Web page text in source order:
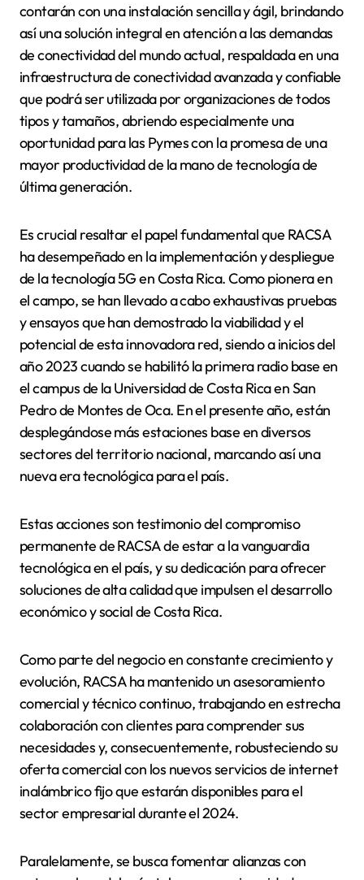
contarán con una instalación sencilla y ágil, brindando
así una solución integral en atención a las demandas
de conectividad del mundo actual, respaldada en una
infraestructura de conectividad avanzada y confiable
que podrá ser utilizada por organizaciones de todos
tipos y tamaños, abriendo especialmente una
oportunidad para las Pymes con la promesa de una
mayor productividad de la mano de tecnología de
última generación.
Es crucial resaltar el papel fundamental que RACSA
ha desempeñado en la implementación y despliegue
de la tecnología 5G en Costa Rica. Como pionera en
el campo, se han llevado a cabo exhaustivas pruebas
y ensayos que han demostrado la viabilidad y el
potencial de esta innovadora red, siendo a inicios del
año 2023 cuando se habilitó la primera radio base en
el campus de la Universidad de Costa Rica en San
Pedro de Montes de Oca. En el presente año, están
desplegándose más estaciones base en diversos
sectores del territorio nacional, marcando así una
nueva era tecnológica para el país.
Estas acciones son testimonio del compromiso
permanente de RACSA de estar a la vanguardia
tecnológica en el país, y su dedicación para ofrecer
soluciones de alta calidad que impulsen el desarrollo
económico y social de Costa Rica.
Como parte del negocio en constante crecimiento y
evolución, RACSA ha mantenido un asesoramiento
comercial y técnico continuo, trabajando en estrecha
colaboración con clientes para comprender sus
necesidades y, consecuentemente, robusteciendo su
oferta comercial con los nuevos servicios de internet
inalámbrico fijo que estarán disponibles para el
sector empresarial durante el 2024.
Paralelamente, se busca fomentar alianzas con